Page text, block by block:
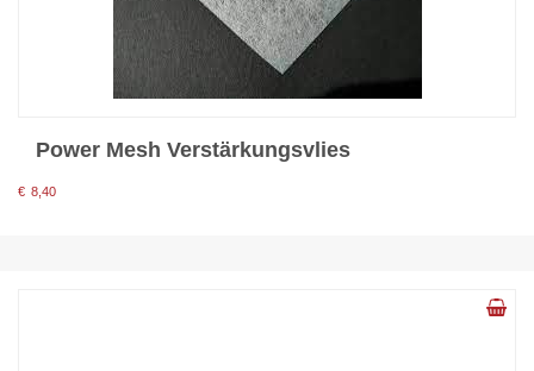
Power Mesh Verstärkungsvlies
€ 8,40